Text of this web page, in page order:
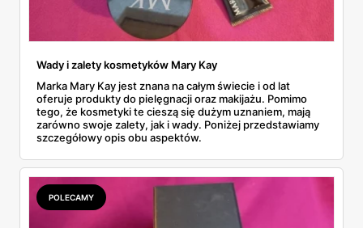
Wady i zalety kosmetyków Mary Kay
Marka Mary Kay jest znana na całym świecie i od lat
oferuje produkty do pielęgnacji oraz makijażu. Pomimo
tego, że kosmetyki te cieszą się dużym uznaniem, mają
zarówno swoje zalety, jak i wady. Poniżej przedstawiamy
szczegółowy opis obu aspektów.
POLECAMY